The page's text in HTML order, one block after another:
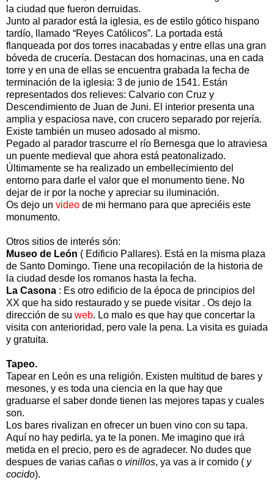
la ciudad que fueron derruidas.
Junto al parador está la iglesia, es de estilo gótico hispano
tardío, llamado “Reyes Católicos”. La portada está
flanqueada por dos torres inacabadas y entre ellas una gran
bóveda de crucería. Destacan dos hornacinas, una en cada
torre y en una de ellas se encuentra grabada la fecha de
terminación de la iglesia: 3 de junio de 1541. Están
representados dos relieves: Calvario con Cruz y
Descendimiento de Juan de Juni. El interior presenta una
amplia y espaciosa nave, con crucero separado por rejería.
Existe también un museo adosado al mismo.
Pegado al parador trascurre el río Bernesga que lo atraviesa
un puente medieval que ahora está peatonalizado.
Últimamente se ha realizado un embellecimiento del
entorno para darle el valor que el monumento tiene. No
dejar de ir por la noche y apreciar su iluminación.
Os dejo un video de mi hermano para que apreciéis este
monumento.
Otros sitios de interés són:
Museo de León ( Edificio Pallares). Está en la misma plaza
de Santo Domingo. Tiene una recopilación de la historia de
la ciudad desde los romanos hasta la fecha.
La Casona : Es otro edificio de la época de principios del
XX que ha sido restaurado y se puede visitar . Os dejo la
dirección de su web. Lo malo es que hay que concertar la
visita con anterioridad, pero vale la pena. La visita es guiada
y gratuita.
Tapeo.
Tapear en León es una religión. Existen multitud de bares y
mesones, y es toda una ciencia en la que hay que
graduarse el saber donde tienen las mejores tapas y cuales
son.
Los bares rivalizan en ofrecer un buen vino con su tapa.
Aquí no hay pedirla, ya te la ponen. Me imagino que irá
metida en el precio, pero es de agradecer. No dudes que
despues de varias cañas o vinillos, ya vas a ir comido ( y
cocido).